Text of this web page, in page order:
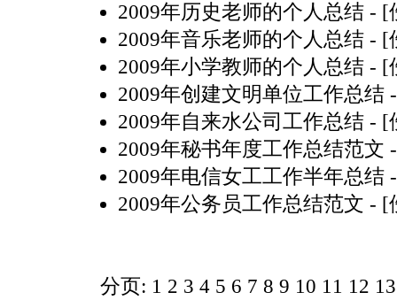
2009年历史老师的个人总结 - [
2009年音乐老师的个人总结 - [
2009年小学教师的个人总结 - [
2009年创建文明单位工作总结
2009年自来水公司工作总结 - [
2009年秘书年度工作总结范文
2009年电信女工工作半年总结
2009年公务员工作总结范文 - [
分页: 1 2 3 4 5 6 7 8 9 10 11 12 13